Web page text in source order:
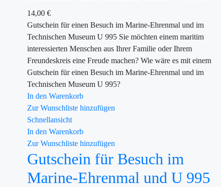
14,00 €
Gutschein für einen Besuch im Marine-Ehrenmal und im
Technischen Museum U 995 Sie möchten einem maritim
interessierten Menschen aus Ihrer Familie oder Ihrem
Freundeskreis eine Freude machen? Wie wäre es mit einem
Gutschein für einen Besuch im Marine-Ehrenmal und im
Technischen Museum U 995?
In den Warenkorb
Zur Wunschliste hinzufügen
Schnellansicht
In den Warenkorb
Zur Wunschliste hinzufügen
Gutschein für Besuch im
Marine-Ehrenmal und U 995